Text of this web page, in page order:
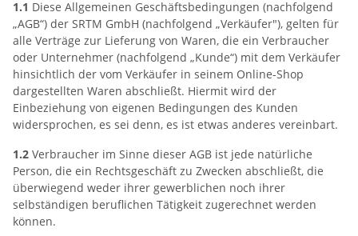
1.1 Diese Allgemeinen Geschäftsbedingungen (nachfolgend
„AGB“) der SRTM GmbH (nachfolgend „Verkäufer"), gelten für
alle Verträge zur Lieferung von Waren, die ein Verbraucher
oder Unternehmer (nachfolgend „Kunde“) mit dem Verkäufer
hinsichtlich der vom Verkäufer in seinem Online-Shop
dargestellten Waren abschließt. Hiermit wird der
Einbeziehung von eigenen Bedingungen des Kunden
widersprochen, es sei denn, es ist etwas anderes vereinbart.
1.2 Verbraucher im Sinne dieser AGB ist jede natürliche
Person, die ein Rechtsgeschäft zu Zwecken abschließt, die
überwiegend weder ihrer gewerblichen noch ihrer
selbständigen beruflichen Tätigkeit zugerechnet werden
können.